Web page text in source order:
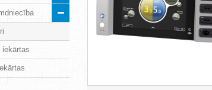
iekārtas